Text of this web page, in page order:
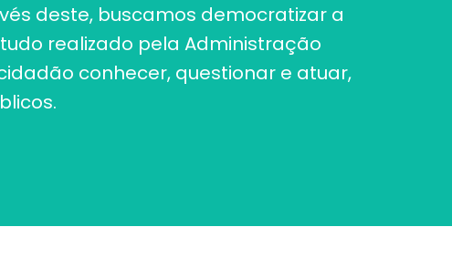
deste, buscamos democratizar a
realizado pela Administração
conhecer, questionar e atuar,